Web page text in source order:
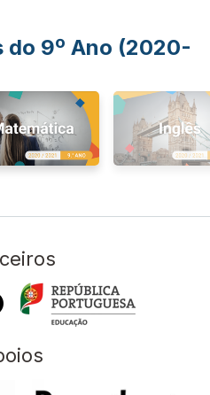
do 9º Ano (2020-